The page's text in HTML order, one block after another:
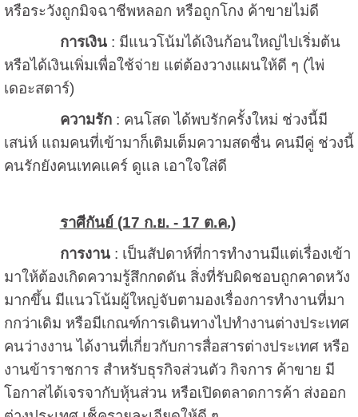
หรือระวังถูกมิจฉาชีพหลอก หรือถูกโกง ค้าขายไม่ดี
การเงิน: มีแนวโน้มได้เงินก้อนใหญ่ไปเริ่มต้น
หรือได้เงินเพิ่มเพื่อใช้จ่าย แต่ต้องวางแผนให้ดี ๆ (ไพ่
เดอะสตาร์)
ความรัก: คนโสด ได้พบรักครั้งใหม่ ช่วงนี้มี
เสน่ห์ แถมคนที่เข้ามาก็เติมเต็มความสดชื่น คนมีคู่ ช่วงนี้
คนรักยังคนเทคแคร์ ดูแล เอาใจใส่ดี
ราศีกันย์ (17 ก.ย. - 17 ต.ค.)
การงาน: เป็นสัปดาห์ที่การทำงานมีแต่เรื่องเข้า
มาให้ต้องเกิดความรู้สึกกดดัน สิ่งที่รับผิดชอบถูกคาดหวัง
มากขึ้น มีแนวโน้มผู้ใหญ่จับตามองเรื่องการทำงานที่มา
กกว่าเดิม หรือมีเกณฑ์การเดินทางไปทำงานต่างประเทศ
คนว่างงาน ได้งานที่เกี่ยวกับการสื่อสารต่างประเทศ หรือ
งานข้าราชการ สำหรับธุรกิจส่วนตัว กิจการ ค้าขาย มี
โอกาสได้เจรจากับหุ้นส่วน หรือเปิดตลาดการค้า ส่งออก